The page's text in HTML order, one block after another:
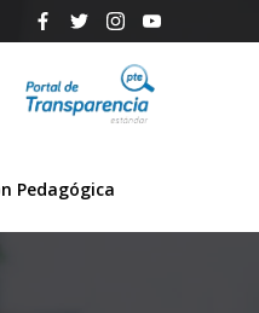
Pedagógica